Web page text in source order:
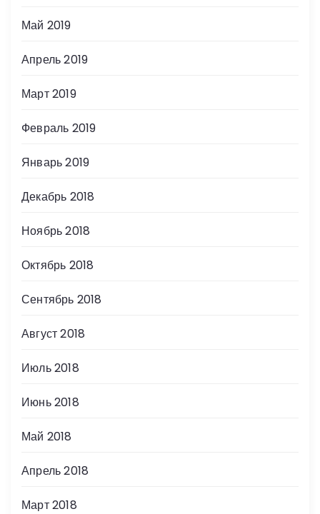
Май 2019
Апрель 2019
Март 2019
Февраль 2019
Январь 2019
Декабрь 2018
Ноябрь 2018
Октябрь 2018
Сентябрь 2018
Август 2018
Июль 2018
Июнь 2018
Май 2018
Апрель 2018
Март 2018